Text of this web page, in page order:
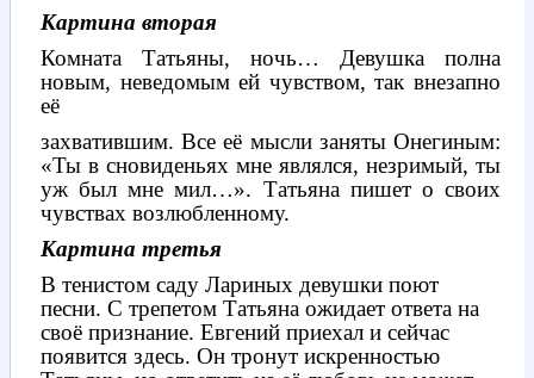
Картина вторая
Комната Татьяны, ночь… Девушка полна
новым, неведомым ей чувством, так внезапно
её
захватившим. Все её мысли заняты Онегиным:
«Ты в сновиденьях мне являлся, незримый, ты
уж был мне мил…». Татьяна пишет о своих
чувствах возлюбленному.
Картина третья
В тенистом саду Лариных девушки поют
песни. С трепетом Татьяна ожидает ответа на
своё признание. Евгений приехал и сейчас
появится здесь. Он тронут искренностью